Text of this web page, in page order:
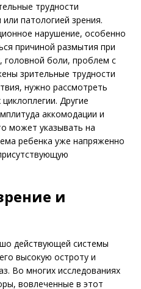
трудности
патологией зрения.
нарушение, особенно
причиной размытия при
головной боли, проблем с
зрительные трудности
нужно рассмотреть
Другие
аккомодации и
может указывать на
ребенка уже напряженно
и
действующей системы
высокую остроту и
Во многих исследованиях
вовлеченные в этот